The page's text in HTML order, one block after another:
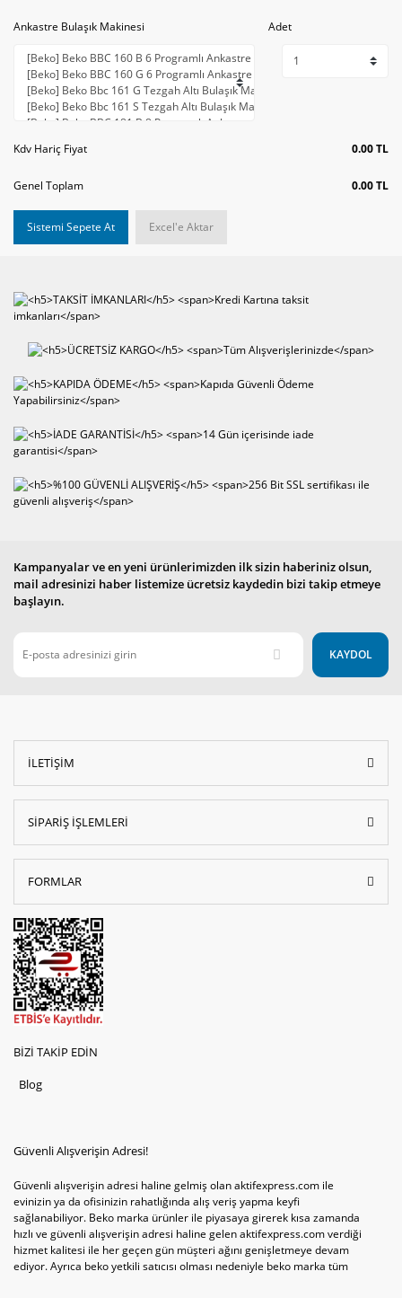
Ankastre Bulaşık Makinesi Adet
Kdv Hariç Fiyat 0.00 TL
Genel Toplam 0.00 TL
Sistemi Sepete At Excel'e Aktar
Kampanyalar ve en yeni ürünlerimizden ilk sizin haberiniz olsun,
mail adresinizi haber listemize ücretsiz kaydedin bizi takip etmeye
başlayın.
KAYDOL
İLETİŞİM
SİPARİŞ İŞLEMLERİ
FORMLAR
BİZİ TAKİP EDİN
Blog
Güvenli Alışverişin Adresi!
Güvenli alışverişin adresi haline gelmiş olan aktifexpress.com ile
evinizin ya da ofisinizin rahatlığında alış veriş yapma keyfi
sağlanabiliyor. Beko marka ürünler ile piyasaya girerek kısa zamanda
hızlı ve güvenli alışverişin adresi haline gelen aktifexpress.com verdiği
hizmet kalitesi ile her geçen gün müşteri ağını genişletmeye devam
ediyor. Ayrıca beko yetkili satıcısı olması nedeniyle beko marka tüm